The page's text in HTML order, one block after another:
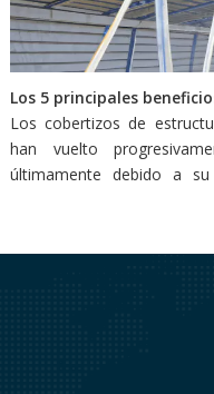
Los cobertizos de
han vuelto
últimamente debido a